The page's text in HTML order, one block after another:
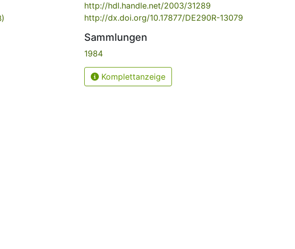
http://hdl.handle.net/2003/31289
http://dx.doi.org/10.17877/DE290R-13079
Sammlungen
1984
Komplettanzeige